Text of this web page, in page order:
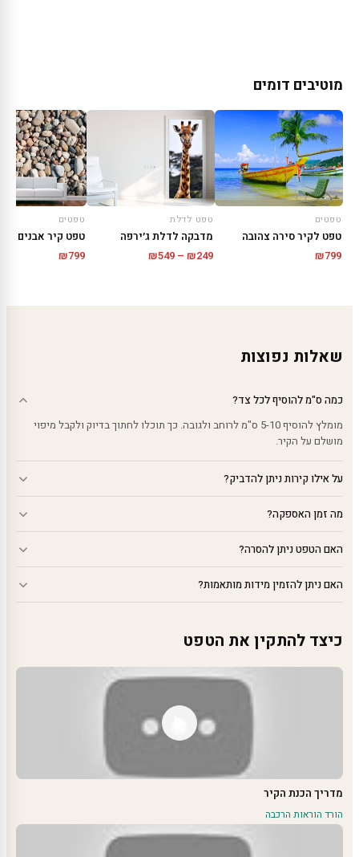
מוטיבים דומים
טפטים
טפט לקיר סירה צהובה
₪799
טפט לדלת
מדבקה לדלת ג׳ירפה
₪249
–
₪549
טפטים
טפט קיר אבנים
₪799
שאלות נפוצות
כמה ס"מ להוסיף לכל צד?
מומלץ להוסיף 5-10 ס"מ לרוחב ולגובה. כך תוכלו לחתוך בדיוק ולקבל מיפוי
מושלם על הקיר.
על אילו קירות ניתן להדביק?
מה זמן האספקה?
האם הטפט ניתן להסרה?
האם ניתן להזמין מידות מותאמות?
כיצד להתקין את הטפט
מדריך הכנת הקיר
הורד הוראות הרכבה